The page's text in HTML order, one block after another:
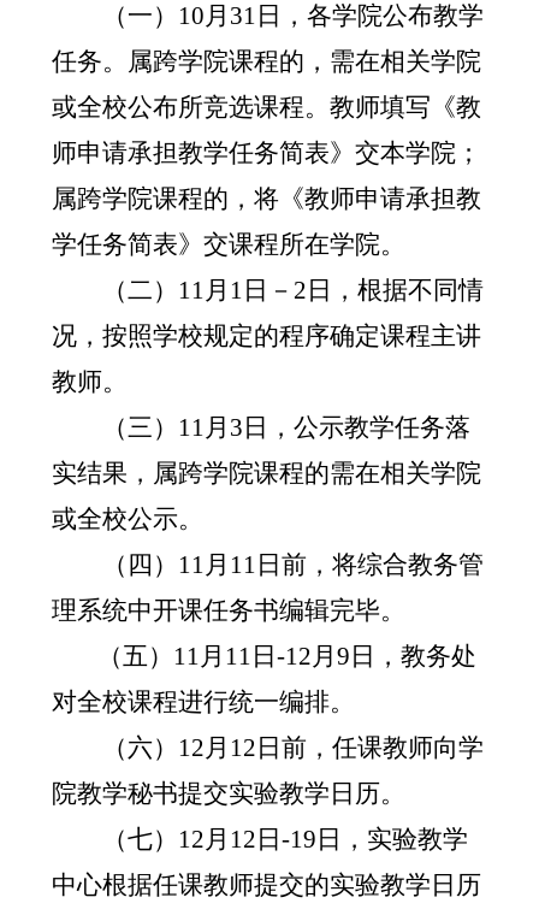
（一） 10月 31 日，各学院公布教学
任务。属跨学院课程的，需在相关学院
或全校公布所竞选课程。教师填写《教
师申请承担教学任务简表》交本学院；
属跨学院课程的，将《教师申请承担教
学任务简表》交课程所在学院。
（二） 11月 1 日－ 2 日，根据不同情
况，按照学校规定的程序确定课程主讲
教师。
（三） 11月 3 日，公示教学任务落
实结果，属跨学院课程的需在相关学院
或全校公示。
（四） 11月 11 日前，将综合教务管
理系统中开课任务书编辑完毕。
（五） 11月 11 日-12月9 日，教务处
对全校课程进行统一编排。
（六） 12月 12 日前，任课教师向学
院教学秘书提交实验教学日历。
（七） 12月 12 日-19 日，实验教学
中心根据任课教师提交的实验教学日历